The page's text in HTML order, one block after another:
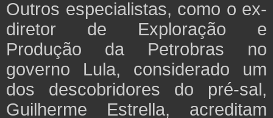
Outros especialistas, como o ex-
diretor de Exploração e
Produção da Petrobras no
governo Lula, considerado um
dos descobridores do pré-sal,
Guilherme Estrella, acreditam